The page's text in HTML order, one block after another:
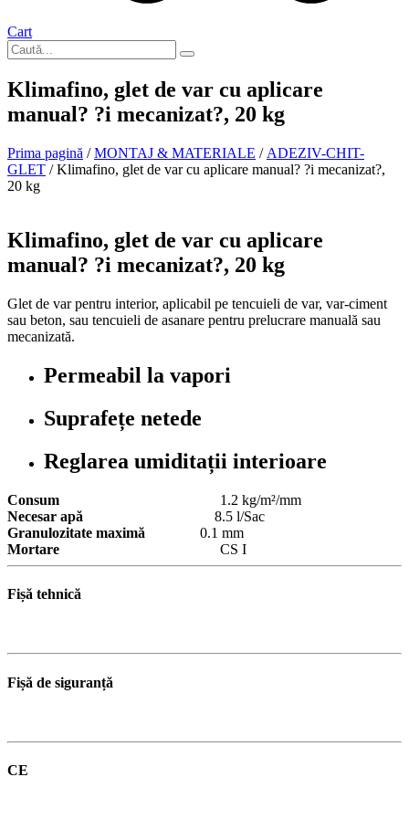
Cart
Klimafino, glet de var cu aplicare
manual? ?i mecanizat?, 20 kg
Prima pagină /MONTAJ & MATERIALE / ADEZIV-CHIT-
GLET / Klimafino, glet de var cu aplicare manual? ?i mecanizat?,
20 kg
Klimafino, glet de var cu aplicare
manual? ?i mecanizat?, 20 kg
Glet de var pentru interior, aplicabil pe tencuieli de var, var-ciment
sau beton, sau tencuieli de asanare pentru prelucrare manuală sau
mecanizată.
Permeabil la vapori
Suprafețe netede
Reglarea umiditații interioare
Consum
1.2 kg/m²/mm
Necesar apă
8.5 l/Sac
Granulozitate maximă
0.1 mm
Mortare CS I
Fișă tehnică
Fișă de siguranță
CE